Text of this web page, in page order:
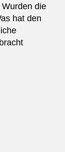
die
hat den